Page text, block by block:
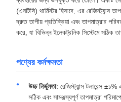
(এনটিসি) থার্মিস্টর হিসাবে, এর রেজিস্ট্যান্স
দ্রুত তাপীয় প্রতিক্রিয়া এবং তাপমাত্রার
করে, যা বিভিন্ন ইলেকট্রনিক সিস্টেমে সঠিক
পণ্যের কর্মক্ষমতা
উচ্চ নির্ভুলতা: রেজিস্ট্যান্স টলারেন্স
সঠিক এবং সামঞ্জস্যপূর্ণ তাপমাত্রা